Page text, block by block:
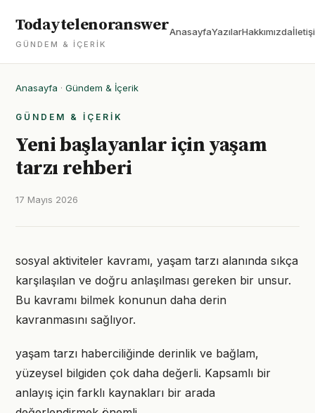
Todaytelenoranswer
GÜNDEM & İÇERIK
AnasayfaYazılarHakkımızda
Anasayfa · Gündem & İçerik
GÜNDEM & İÇERIK
Yeni başlayanlar için yaşam
tarzı rehberi
17 Mayıs 2026
sosyal aktiviteler kavramı, yaşam tarzı alanında sıkça
karşılaşılan ve doğru anlaşılması gereken bir unsur.
Bu kavramı bilmek konunun daha derin
kavranmasını sağlıyor.
yaşam tarzı haberciliğinde derinlik ve bağlam,
yüzeysel bilgiden çok daha değerli. Kapsamlı bir
anlayış için farklı kaynakları bir arada